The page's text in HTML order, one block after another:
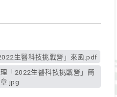
生醫科技挑戰營」來函.pdf
章.jpg